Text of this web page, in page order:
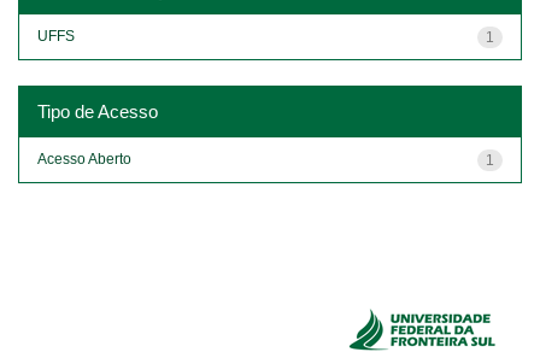
1
UFFS
Tipo de Acesso
1
Acesso Aberto